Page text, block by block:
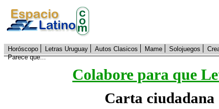
Horóscopo Letras Uruguay Autos Clasicos Mame Solojuegos
Parece que...
Colabore para que
Carta ciudadana